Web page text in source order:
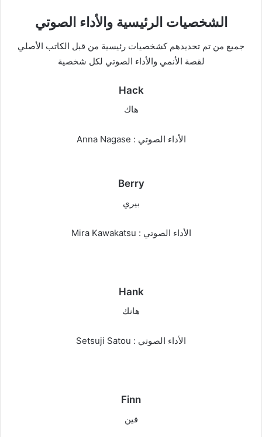
الشخصيات الرئيسية والأداء الصوتي
جميع من تم تحديدهم كشخصيات رئيسية من قبل الكاتب الأصلي
لقصة الأنمي والأداء الصوتي لكل شخصية
Hack
هاك
الأداء الصوتي : Anna Nagase
Berry
بيري
الأداء الصوتي : Mira Kawakatsu
Hank
هانك
الأداء الصوتي : Setsuji Satou
Finn
فين